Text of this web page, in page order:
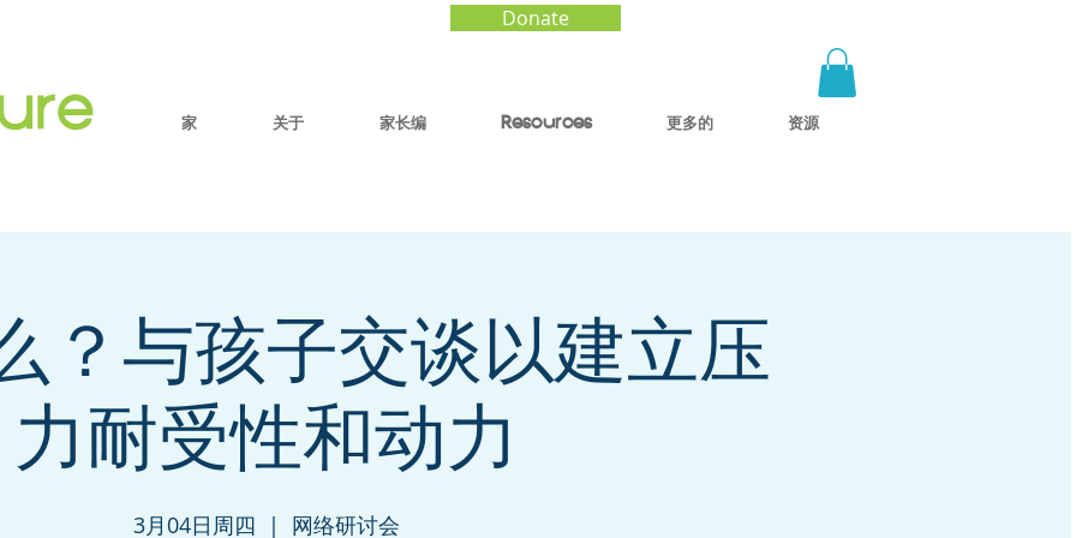
Donate
家 关于 家长编 Resources 更多的 资源
？与孩子交谈以建立压
力耐受性和动力
3月04日周四
  |
网络研讨会